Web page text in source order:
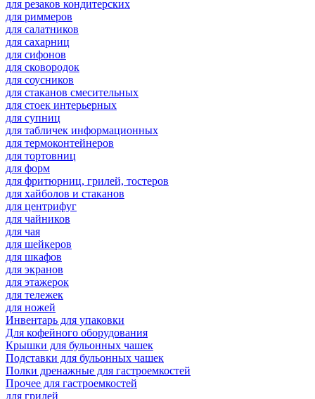
для резаков кондитерских
для риммеров
для салатников
для сахарниц
для сифонов
для сковородок
для соусников
для стаканов смесительных
для стоек интерьерных
для супниц
для табличек информационных
для термоконтейнеров
для тортовниц
для форм
для фритюрниц, грилей, тостеров
для хайболов и стаканов
для центрифуг
для чайников
для чая
для шейкеров
для шкафов
для экранов
для этажерок
для тележек
для ножей
Инвентарь для упаковки
Для кофейного оборудования
Крышки для бульонных чашек
Подставки для бульонных чашек
Полки дренажные для гастроемкостей
Прочее для гастроемкостей
для грилей